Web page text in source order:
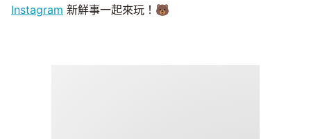
Instagram 新鮮事一起來玩！🐻